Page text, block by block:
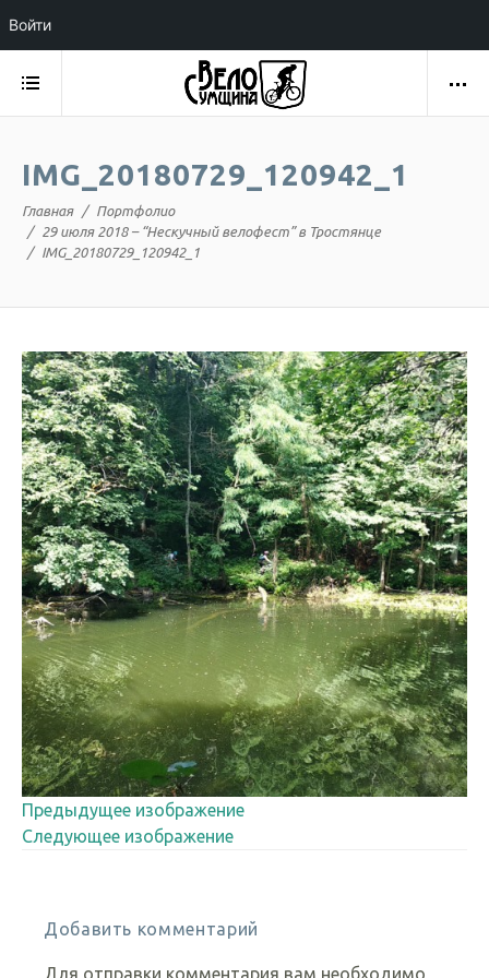
IMG_20180729_120942_1
Главная
Портфолио
29 июля 2018 – “Нескучный велофест” в Тростянце
IMG_20180729_120942_1
Предыдущее изображение
Следующее изображение
Добавить комментарий
Для отправки комментария вам необходимо
Войти